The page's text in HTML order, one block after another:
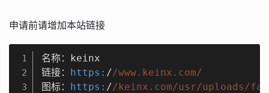
申请前请增加本站链接
1
2
3
名称：keinx
链接： https: //www.keinx.com/
图标： https: //keinx.com/usr/uploads/